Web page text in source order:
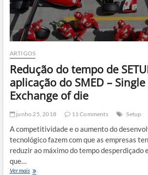
ARTIGOS
Redução do tempo de
aplicação do SMED –
Exchange of die
junho 25, 2018 11 Comments Setup
A competitividade e o aumento do
tecnológico fazem com que as empresas
reduzir ao máximo do tempo desperdiçado
que…
Ver maisRedução